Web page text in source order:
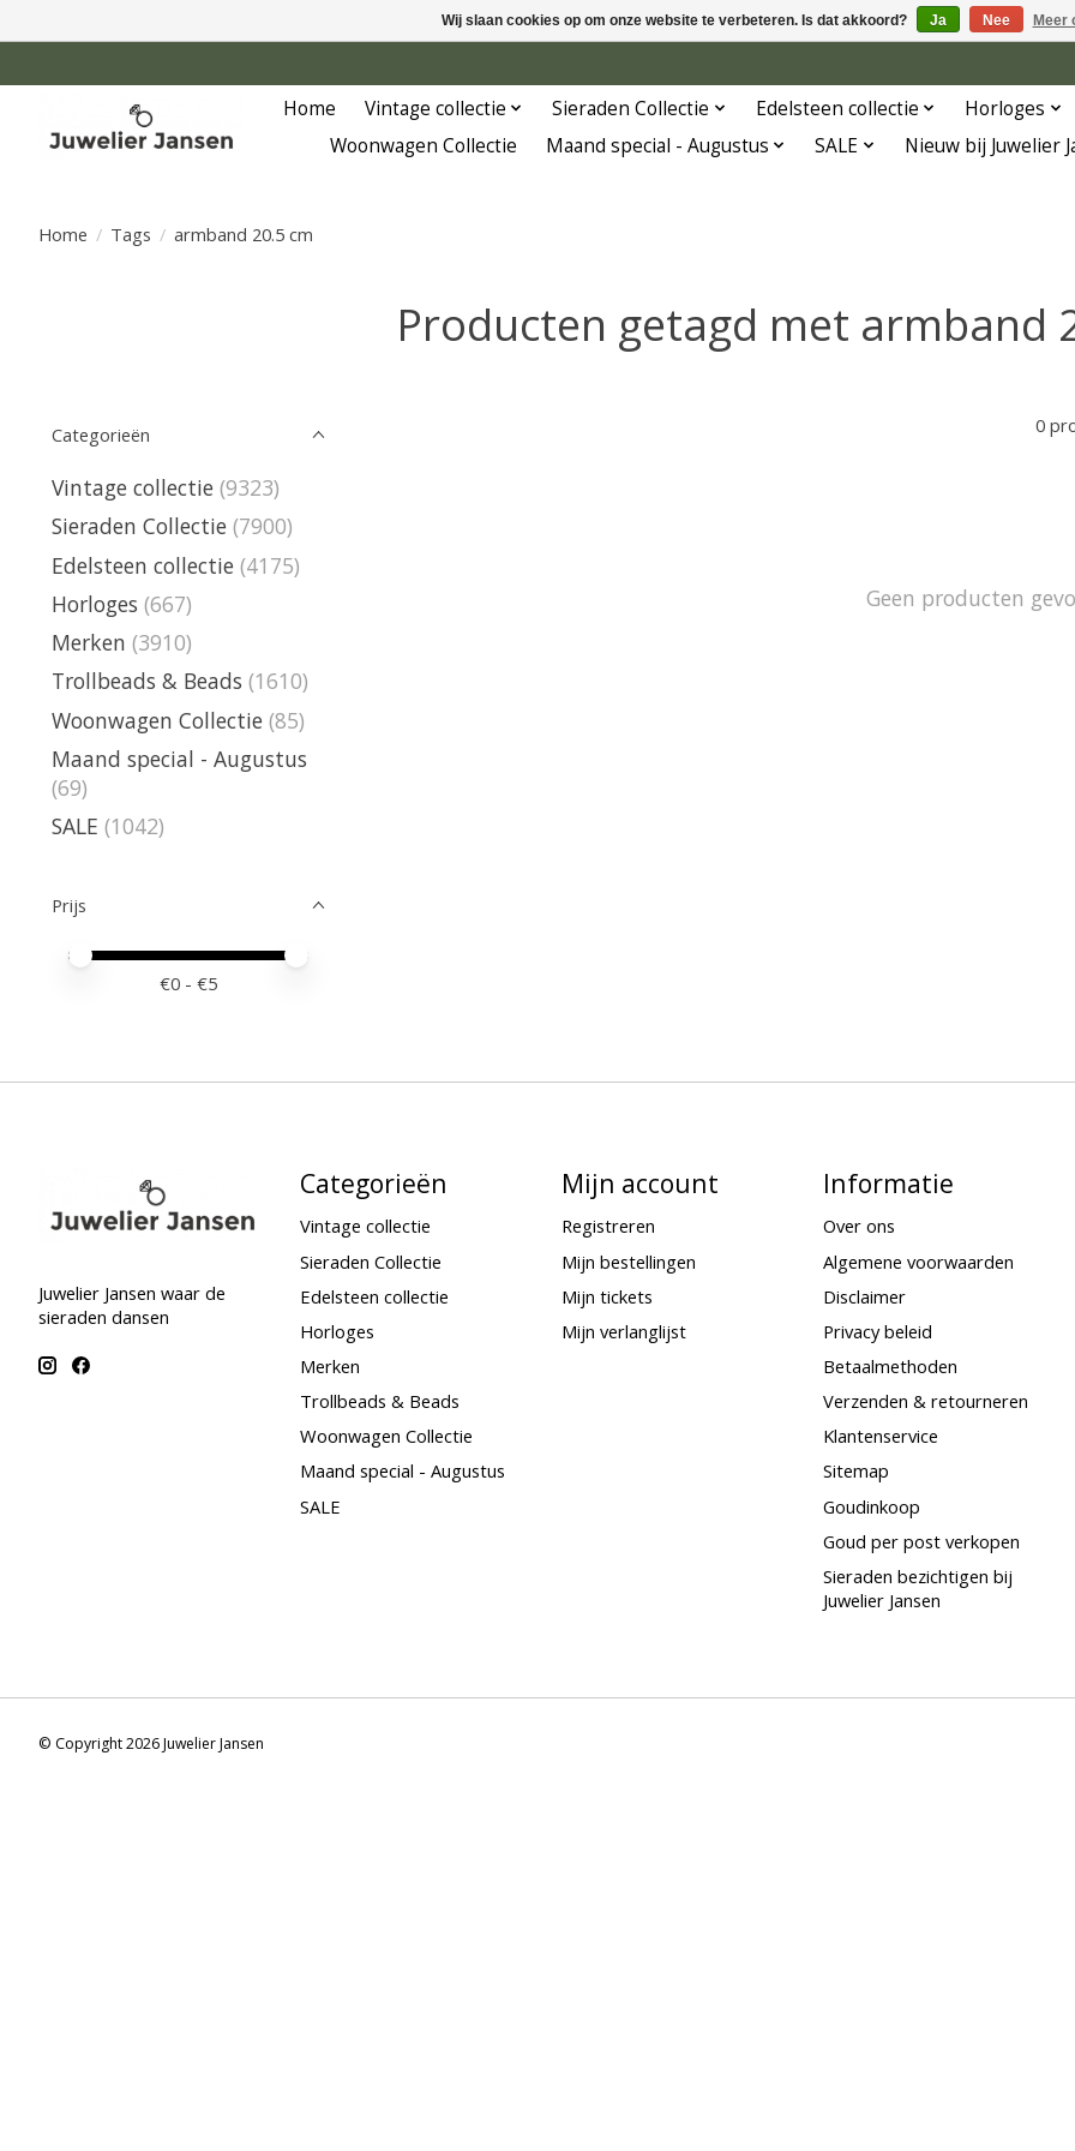
Home Vintage collectie Sieraden Collectie Edelsteen collectie Horloges
Woonwagen Collectie
Maand special - Augustus SALE Nieuw bij Juwelier
Home / Tags / armband 20.5 cm
Producten getagd met armband
Categorieën
Vintage collectie (9323)
Sieraden Collectie (7900)
Edelsteen collectie (4175)
Horloges (667)
Merken (3910)
Trollbeads & Beads (1610)
Woonwagen Collectie (85)
Maand special - Augustus
(69)
SALE (1042)
Prijs
Minimale prijswaarde
Price maximum value
€0 - €5
0
Geen producten
Juwelier Jansen waar de
sieraden dansen
Categorieën
Vintage collectie
Sieraden Collectie
Edelsteen collectie
Horloges
Merken
Trollbeads & Beads
Woonwagen Collectie
Maand special - Augustus
SALE
Mijn account
Registreren
Mijn bestellingen
Mijn tickets
Mijn verlanglijst
Informatie
Over ons
Algemene voorwaarden
Disclaimer
Privacy beleid
Betaalmethoden
Verzenden & retourneren
Klantenservice
Sitemap
Goudinkoop
Goud per post verkopen
Sieraden bezichtigen bij
Juwelier Jansen
© Copyright 2026 Juwelier Jansen
Wij slaan cookies op om onze website te verbeteren. Is dat akkoord? Ja Nee Meer